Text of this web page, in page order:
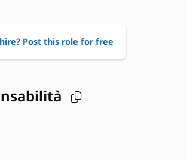
Post this role for free